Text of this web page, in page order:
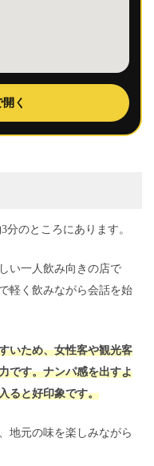
く
のところにあります。
い一人飲み向きの店で
軽く飲みながら会話を始
いため、女性客や観光客
です。ナンパ感を出すよ
ると好印象です。
地元の味を楽しみながら